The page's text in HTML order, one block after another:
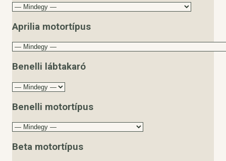
Aprilia motortípus
Benelli lábtakaró
Benelli motortípus
Beta motortípus